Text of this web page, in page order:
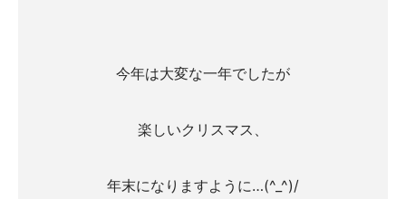
今年は大変な一年でしたが
楽しいクリスマス、
年末になりますように…(^_^)/